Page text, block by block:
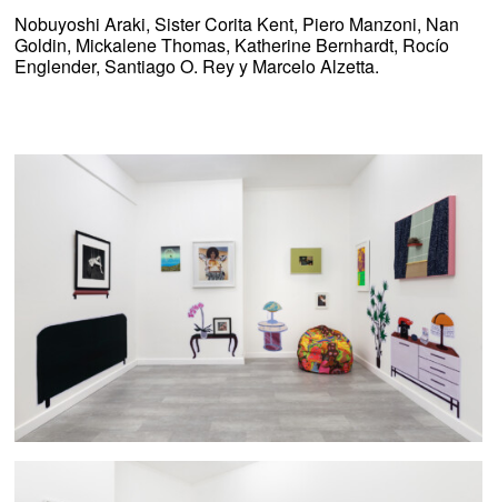
Nobuyoshi Araki, Sister Corita Kent, Piero Manzoni, Nan
Goldin, Mickalene Thomas, Katherine Bernhardt, Rocío
Englender, Santiago O. Rey y Marcelo Alzetta.